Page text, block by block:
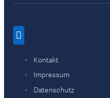
Kontakt
Impressum
Datenschutz